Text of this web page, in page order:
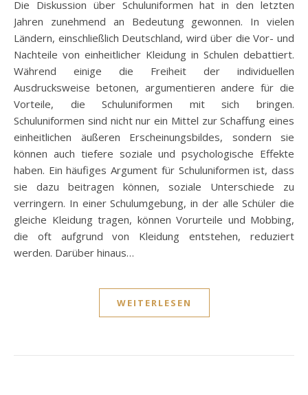
Die Diskussion über Schuluniformen hat in den letzten
Jahren zunehmend an Bedeutung gewonnen. In vielen
Ländern, einschließlich Deutschland, wird über die Vor- und
Nachteile von einheitlicher Kleidung in Schulen debattiert.
Während einige die Freiheit der individuellen
Ausdrucksweise betonen, argumentieren andere für die
Vorteile, die Schuluniformen mit sich bringen.
Schuluniformen sind nicht nur ein Mittel zur Schaffung eines
einheitlichen äußeren Erscheinungsbildes, sondern sie
können auch tiefere soziale und psychologische Effekte
haben. Ein häufiges Argument für Schuluniformen ist, dass
sie dazu beitragen können, soziale Unterschiede zu
verringern. In einer Schulumgebung, in der alle Schüler die
gleiche Kleidung tragen, können Vorurteile und Mobbing,
die oft aufgrund von Kleidung entstehen, reduziert
werden. Darüber hinaus…
WEITERLESEN